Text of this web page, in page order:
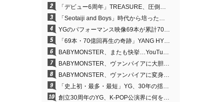
2 「デビュー6周年」TREASURE、圧倒的な実力で証明した「YGの宝」の真価
3 「Seotaiji and Boys」時代から培ったダンスDNA…YANG HYUN SUK、YGのパフォーマンスビデオ70億回再生の原点
4 YGのパフォーマンス映像69本が累計70億回再生…YANG HYUN SUKの制作哲学が実を結ぶ
5 「69本・70億回再生の奇跡」YANG HYUN SUK、YGのパフォーマンスビデオを100％自ら手掛けた理由
6 BABYMONSTER、またも快挙…YouTubeワールドワイドトレンドで1位に
7 BABYMONSTER、ヴァンパイアに大胆変身…YouTubeトレンド1位を獲得
8 BABYMONSTER、ヴァンパイアに変身…「MOON」で3か月にわたるプロジェクトを締めくくる
9 「史上初・最多・最短」YG、30年の揺るぎない信念が切り開いたK-POPツアーの新境地
10 創立30周年のYG、K-POP公演界に何を残したのか